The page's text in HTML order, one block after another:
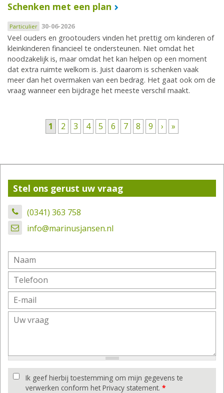
Schenken met een plan
Particulier 30-06-2026
Veel ouders en grootouders vinden het prettig om kinderen of
kleinkinderen financieel te ondersteunen. Niet omdat het
noodzakelijk is, maar omdat het kan helpen op een moment
dat extra ruimte welkom is. Juist daarom is schenken vaak
meer dan het overmaken van een bedrag. Het gaat ook om de
vraag wanneer een bijdrage het meeste verschil maakt.
1 2 3 4 5 6 7 8 9 › »
Stel ons gerust uw vraag
(0341) 363 758
info@marinusjansen.nl
Ik geef hierbij toestemming om mijn gegevens te
verwerken conform het Privacy statement. *